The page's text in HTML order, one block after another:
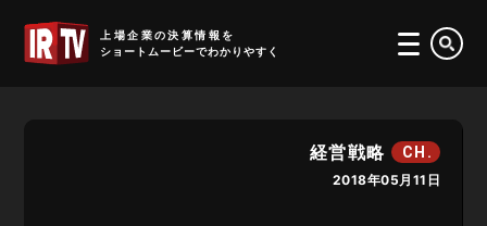
上場企業の決算情報を
ショートムービーでわかりやすく
経営戦略 CH.
2018年05月11日